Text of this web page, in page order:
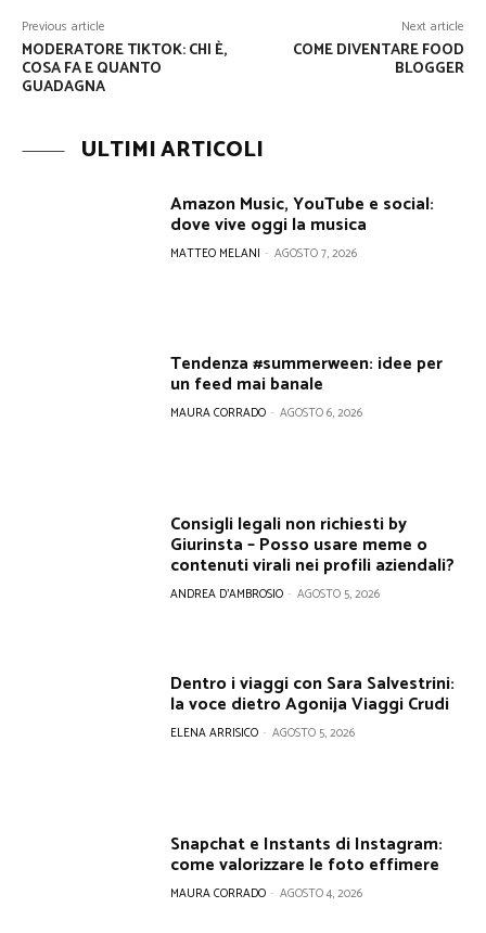
Previous article
MODERATORE TIKTOK: CHI È,
COSA FA E QUANTO
GUADAGNA
Next article
COME DIVENTARE FOOD
BLOGGER
ULTIMI ARTICOLI
Amazon Music, YouTube e social:
dove vive oggi la musica
MATTEO MELANI - AGOSTO 7, 2026
Tendenza #summerween: idee per
un feed mai banale
MAURA CORRADO - AGOSTO 6, 2026
Consigli legali non richiesti by
Giurinsta – Posso usare meme o
contenuti virali nei profili aziendali?
ANDREA D'AMBROSIO - AGOSTO 5, 2026
Dentro i viaggi con Sara Salvestrini:
la voce dietro Agonija Viaggi Crudi
ELENA ARRISICO - AGOSTO 5, 2026
Snapchat e Instants di Instagram:
come valorizzare le foto effimere
MAURA CORRADO - AGOSTO 4, 2026